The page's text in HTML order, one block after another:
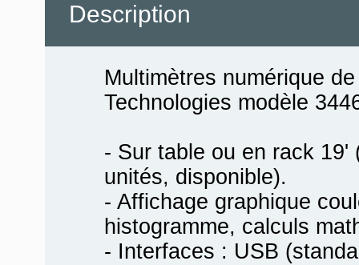
Description
Multimètres numérique
Technologies modèle
- Sur table ou en rack 19'
unités, disponible).
- Affichage graphique
histogramme, calculs
- Interfaces : USB